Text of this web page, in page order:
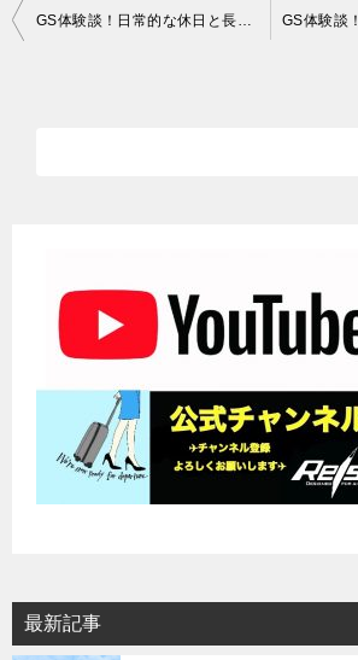
投
GS体験談！日常的な休日と長期休暇の過ごし方
最新記事